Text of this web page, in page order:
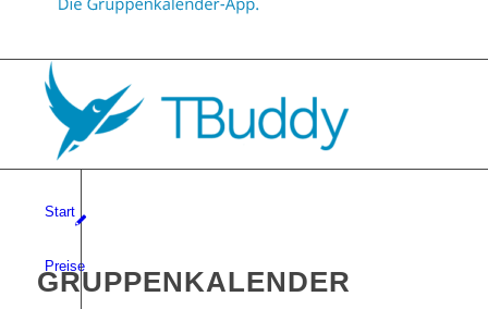
Start
Preise
GRUPPENKALENDER